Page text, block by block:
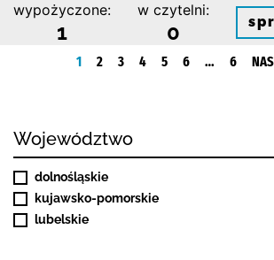
wypożyczone:
1
w czytelni:
0
1 2 3 4 5 6 … 6
Województwo
dolnośląskie
kujawsko-pomorskie
lubelskie